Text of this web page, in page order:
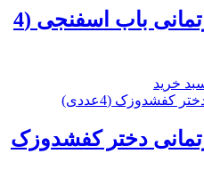
توپ پارچه ای آپارتمانی باب اسفنجی (4
خرید
دختر کفشدوزک